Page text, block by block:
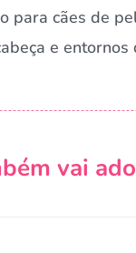
para cães de
e
vai